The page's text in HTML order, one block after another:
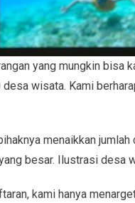
yang mungkin bisa
wisata. Kami
menaikkan
besar. Ilustrasi desa
kami hanya